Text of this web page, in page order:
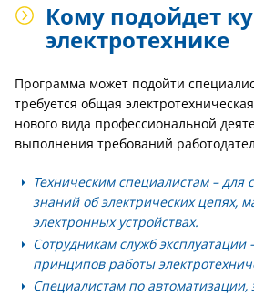
Кому подойдет
электротехнике
Программа может подойти
требуется общая
нового вида профессиональной
выполнения требований
Техническим специалистам– для
знаний об электрических цепях,
электронных устройствах.
Сотрудникам служб эксплуатации
принципов работы
Специалистам по